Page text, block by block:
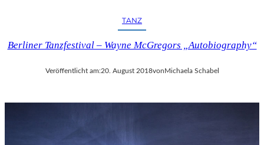
TANZ
Berliner Tanzfestival – Wayne McGregors „Autobiography“
Veröffentlicht am:20. August 2018vonMichaela Schabel